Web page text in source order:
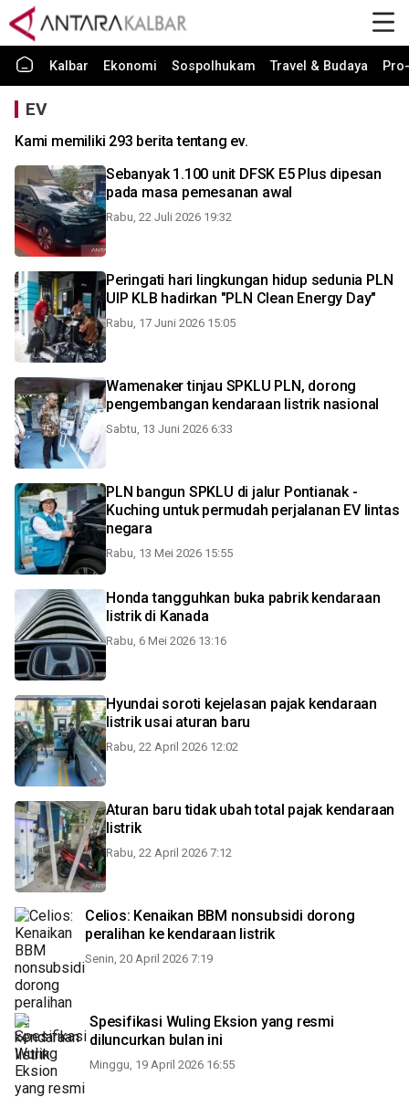
Kalbar Ekonomi Sospolhukam Travel & Budaya
EV
Kami memiliki 293 berita tentang ev.
Sebanyak 1.100 unit DFSK E5 Plus dipesan
pada masa pemesanan awal
Rabu, 22 Juli 2026 19:32
Peringati hari lingkungan hidup sedunia PLN
UIP KLB hadirkan "PLN Clean Energy Day"
Rabu, 17 Juni 2026 15:05
Wamenaker tinjau SPKLU PLN, dorong
pengembangan kendaraan listrik nasional
Sabtu, 13 Juni 2026 6:33
PLN bangun SPKLU di jalur Pontianak -
Kuching untuk permudah perjalanan EV lintas
negara
Rabu, 13 Mei 2026 15:55
Honda tangguhkan buka pabrik kendaraan
listrik di Kanada
Rabu, 6 Mei 2026 13:16
Hyundai soroti kejelasan pajak kendaraan
listrik usai aturan baru
Rabu, 22 April 2026 12:02
Aturan baru tidak ubah total pajak kendaraan
listrik
Rabu, 22 April 2026 7:12
Celios: Kenaikan BBM nonsubsidi dorong
peralihan ke kendaraan listrik
Senin, 20 April 2026 7:19
Spesifikasi Wuling Eksion yang resmi
diluncurkan bulan ini
Minggu, 19 April 2026 16:55